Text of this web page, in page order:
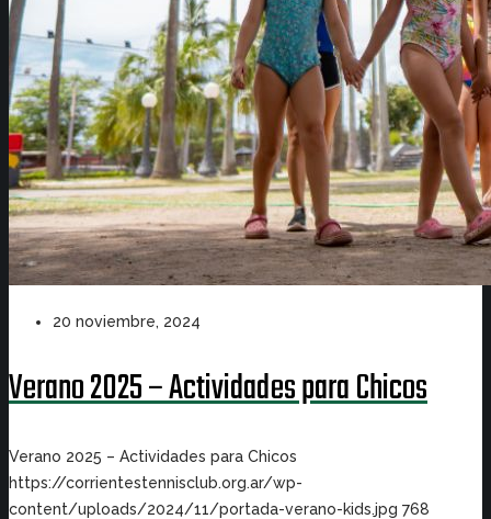
20 noviembre, 2024
Verano 2025 – Actividades para Chicos
Verano 2025 – Actividades para Chicos
https://corrientestennisclub.org.ar/wp-
content/uploads/2024/11/portada-verano-kids.jpg 768